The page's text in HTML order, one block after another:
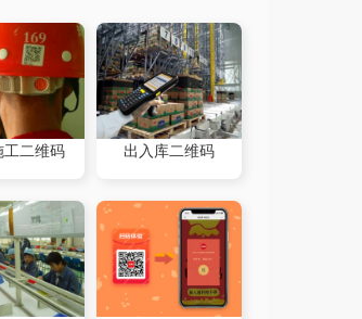
工二维码 出入库二维码